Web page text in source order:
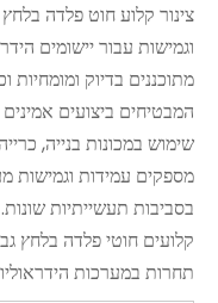
וגמישות עבור יישומים
מתוכננים בדיוק ומומחיות
המבטיחים ביצועים
שימוש במכונות בנייה,
מספקים עמידות וגמישות
קלועים חוטי פלדה בלחץ
תחרות במערכות